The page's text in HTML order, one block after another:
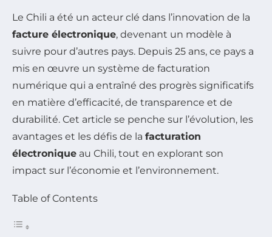
Le Chili a été un acteur clé dans l’innovation de la
facture électronique, devenant un modèle à
suivre pour d’autres pays. Depuis 25 ans, ce pays a
mis en œuvre un système de facturation
numérique qui a entraîné des progrès significatifs
en matière d’efficacité, de transparence et de
durabilité. Cet article se penche sur l’évolution, les
avantages et les défis de la facturation
électronique au Chili, tout en explorant son
impact sur l’économie et l’environnement.
Table of Contents